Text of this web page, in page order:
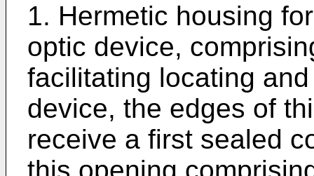
1. Hermetic housing
optic device,
facilitating locating
device, the edges of
receive a first sealed